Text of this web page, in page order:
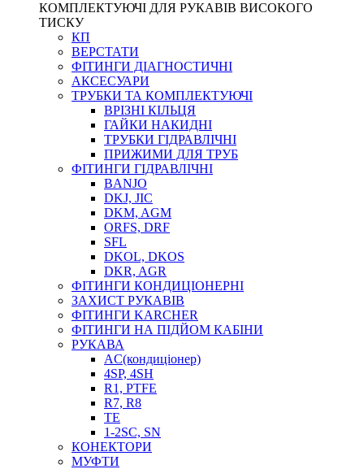
КОМПЛЕКТУЮЧІ ДЛЯ РУКАВІВ ВИСОКОГО
ТИСКУ
КП
ВЕРСТАТИ
ФІТИНГИ ДІАГНОСТИЧНІ
АКСЕСУАРИ
ТРУБКИ ТА КОМПЛЕКТУЮЧІ
ВРІЗНІ КІЛЬЦЯ
ГАЙКИ НАКИДНІ
ТРУБКИ ГІДРАВЛІЧНІ
ПРИЖИМИ ДЛЯ ТРУБ
ФІТИНГИ ГІДРАВЛІЧНІ
BANJO
DKJ, JIC
DKM, AGM
ORFS, DRF
SFL
DKOL, DKOS
DKR, AGR
ФІТИНГИ КОНДИЦІОНЕРНІ
ЗАХИСТ РУКАВІВ
ФІТИНГИ KARCHER
ФІТИНГИ НА ПІДЙОМ КАБІНИ
РУКАВА
AC(кондиціонер)
4SP, 4SH
R1, PTFE
R7, R8
TE
1-2SC, SN
КОНЕКТОРИ
МУФТИ